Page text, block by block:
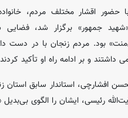
حضور اقشار مختلف مردم،
جمهور» برگزار شد،
بود. مردم زنجان با در دست
داشتند و بر ادامه راه او تأکید
افشارچی، استاندار سابق استان
رئیسی، ایشان را الگوی